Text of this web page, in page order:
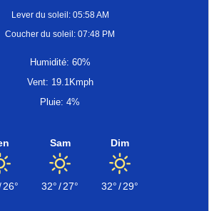
Lever du soleil: 05:58 AM
Coucher du soleil: 07:48 PM
Humidité: 60%
Vent: 19.1Kmph
Pluie: 4%
26°
Sam
32°/27°
Dim
32°/29°